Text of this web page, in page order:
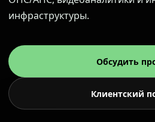
инфраструктуры.
Обсудить
Клиентский